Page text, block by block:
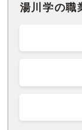
湯川学の職